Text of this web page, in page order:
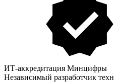
ИТ-аккредитация Минцифры
Независимый разработчик